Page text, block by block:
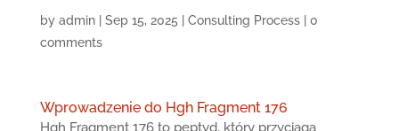
by admin| Sep 15, 2025 Consulting Process| 0
comments
Wprowadzenie do Hgh Fragment 176
Hgh Fragment 176 to peptyd, który przyciąga